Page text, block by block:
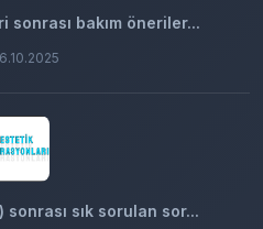
bakım öneriler...
sık sorulan sor...